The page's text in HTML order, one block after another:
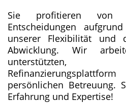
Sie profitieren von
Entscheidungen
unserer Flexibilität und
Abwicklung. Wir
unterstützten,
persönlichen Betreuung.
Erfahrung und Expertise!